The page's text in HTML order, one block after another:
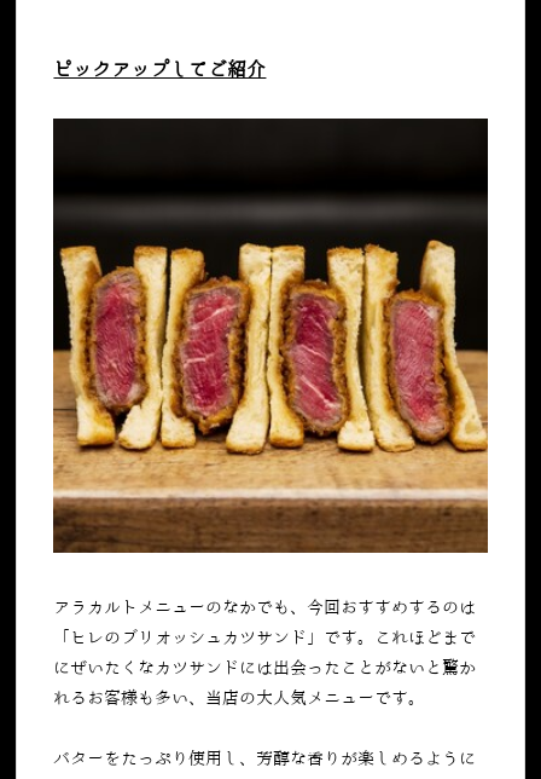
ピックアップしてご紹介
アラカルトメニューのなかでも、今回おすすめするのは
「ヒレのブリオッシュカツサンド」です。これほどまで
にぜいたくなカツサンドには出会ったことがないと驚か
れるお客様も多い、当店の大人気メニューです。
バターをたっぷり使用し、芳醇な香りが楽しめるように